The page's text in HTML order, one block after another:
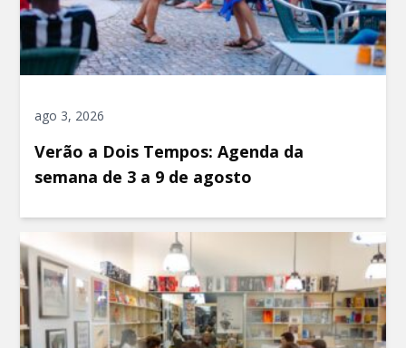
ago 3, 2026
Verão a Dois Tempos: Agenda da
semana de 3 a 9 de agosto